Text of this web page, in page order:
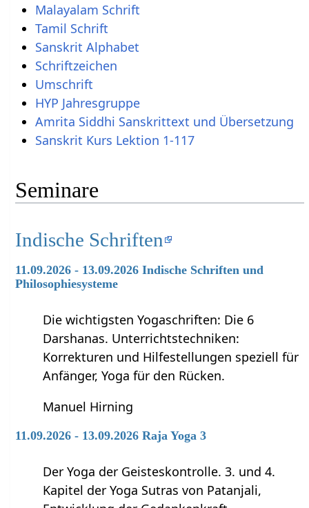
Malayalam Schrift
Tamil Schrift
Sanskrit Alphabet
Schriftzeichen
Umschrift
HYP Jahresgruppe
Amrita Siddhi Sanskrittext und Übersetzung
Sanskrit Kurs Lektion 1-117
Seminare
Indische Schriften
11.09.2026 - 13.09.2026 Indische Schriften und
Philosophiesysteme
Die wichtigsten Yogaschriften: Die 6
Darshanas. Unterrichtstechniken:
Korrekturen und Hilfestellungen speziell für
Anfänger, Yoga für den Rücken.
Manuel Hirning
11.09.2026 - 13.09.2026 Raja Yoga 3
Der Yoga der Geisteskontrolle. 3. und 4.
Kapitel der Yoga Sutras von Patanjali,